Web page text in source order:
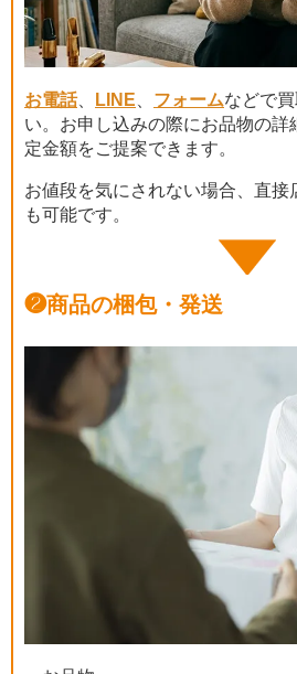
お電話、 LINE、 フォームなどで
い。お申し込みの際にお品物の詳
定金額をご提案できます。
お値段を気にされない場合、直接
も可能です。
❷商品の梱包・発送